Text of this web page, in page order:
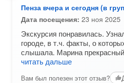
Пенза вчера и сегодня (в
Дата посещения: 23 ноя 2025
Экскурсия понравилась.
городе, в т.ч. факты, о
слышала. Марина
читать дальше
Вам был полезен этот отзыв?